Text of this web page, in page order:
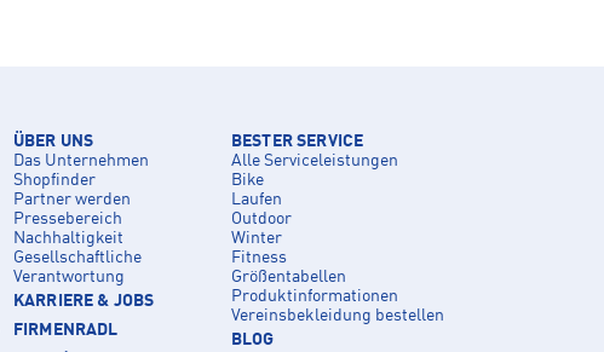
ÜBER UNS
Das Unternehmen
Shopfinder
Partner werden
Pressebereich
Nachhaltigkeit
Gesellschaftliche
Verantwortung
KARRIERE & JOBS
FIRMENRADL
BESTER SERVICE
Alle Serviceleistungen
Bike
Laufen
Outdoor
Winter
Fitness
Größentabellen
Produktinformationen
Vereinsbekleidung bestellen
BLOG